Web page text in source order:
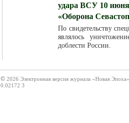
удара ВСУ 10
«Оборона
По свидетельству
являлось
доблести России.
© 2026 Электронная версия журнала «Новая Эпоха»
0.02172 3